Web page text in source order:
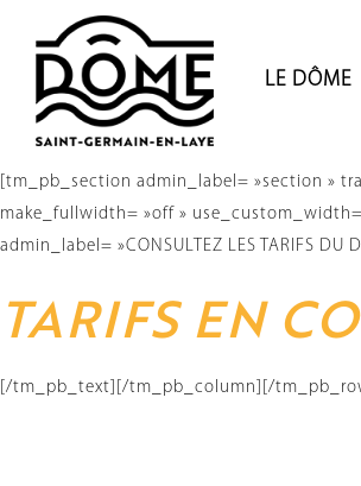
Aller
au
contenu
LE DÔME
[tm_pb_section admin_label= »section »
make_fullwidth= »off »
admin_label= »CONSULTEZ LES TARIFS
TARIFS EN
[/tm_pb_text][/tm_pb_column][/